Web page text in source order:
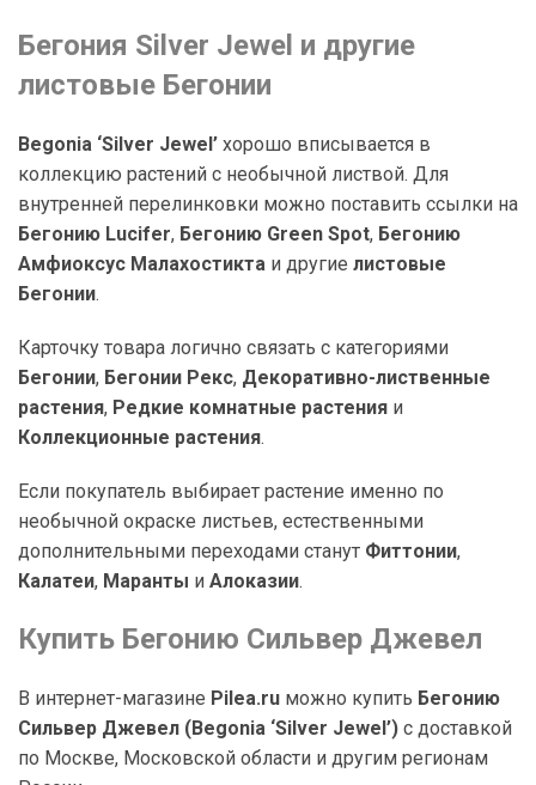
Бегония Silver Jewel и другие
листовые Бегонии
Begonia ‘Silver Jewel’ хорошо вписывается в
коллекцию растений с необычной листвой. Для
внутренней перелинковки можно поставить ссылки на
Бегонию Lucifer, Бегонию Green Spot, Бегонию
Амфиоксус Малахостикта и другие листовые
Бегонии.
Карточку товара логично связать с категориями
Бегонии, Бегонии Рекс, Декоративно-лиственные
растения, Редкие комнатные растения и
Коллекционные растения.
Если покупатель выбирает растение именно по
необычной окраске листьев, естественными
дополнительными переходами станут Фиттонии,
Калатеи, Маранты и Алоказии.
Купить Бегонию Сильвер Джевел
В интернет-магазине Pilea.ru можно купить Бегонию
Сильвер Джевел (Begonia ‘Silver Jewel’) с доставкой
по Москве, Московской области и другим регионам